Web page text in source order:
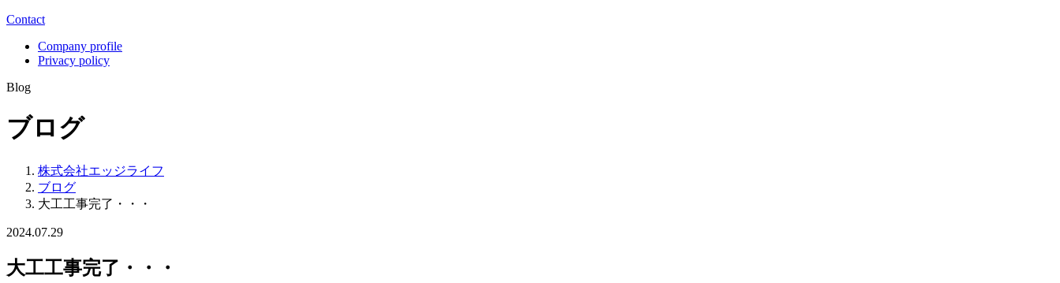
Contact
Company profile
Privacy policy
Blog
ブログ
株式会社エッジライフ
ブログ
大工工事完了・・・
2024.07.29
大工工事完了・・・